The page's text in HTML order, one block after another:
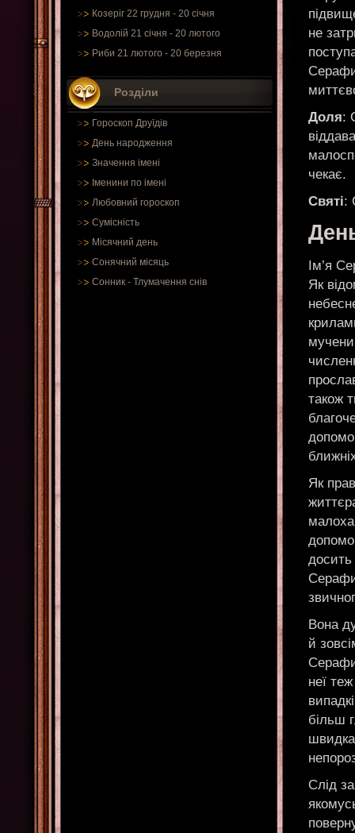
Козеріг 22 грудня - 20 січня
Водолій 21 січня - 20 лютого
Риби 21 лютого - 20 березня
Розділи
Гороскоп Друїдів
День народження
Значення імені
Іменини по імені
Любовний гороскоп
Сумісність
Місячний день
Сонячний місяць
Сонник - Тлумачення снів
не
Доля:
чекає.
Святі:
Ім’я
Як
також
Як
Вона
й
неї
більш
Слід